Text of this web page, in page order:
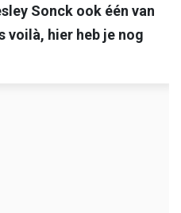
Sonck ook één van
voilà, hier heb je nog